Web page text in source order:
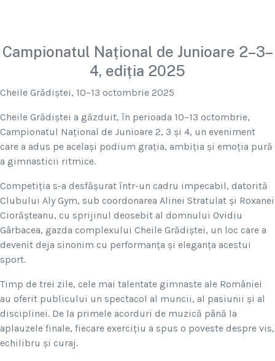
Campionatul Național de Junioare 2–3–
4, ediția 2025
Cheile Grădiștei, 10–13 octombrie 2025
Cheile Grădiștei a găzduit, în perioada 10–13 octombrie,
Campionatul Național de Junioare 2, 3 și 4, un eveniment
care a adus pe același podium grația, ambiția și emoția pură
a gimnasticii ritmice.
Competiția s-a desfășurat într-un cadru impecabil, datorită
Clubului Aly Gym, sub coordonarea Alinei Stratulat și Roxanei
Ciorășteanu, cu sprijinul deosebit al domnului Ovidiu
Gârbacea, gazda complexului Cheile Grădiștei, un loc care a
devenit deja sinonim cu performanța și eleganța acestui
sport.
Timp de trei zile, cele mai talentate gimnaste ale României
au oferit publicului un spectacol al muncii, al pasiunii și al
disciplinei. De la primele acorduri de muzică până la
aplauzele finale, fiecare exercițiu a spus o poveste despre vis,
echilibru și curaj.